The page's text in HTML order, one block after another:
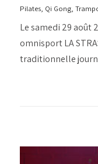
Pilates, Qi Gong,
Le samedi 29 août
omnisport LA
traditionnelle